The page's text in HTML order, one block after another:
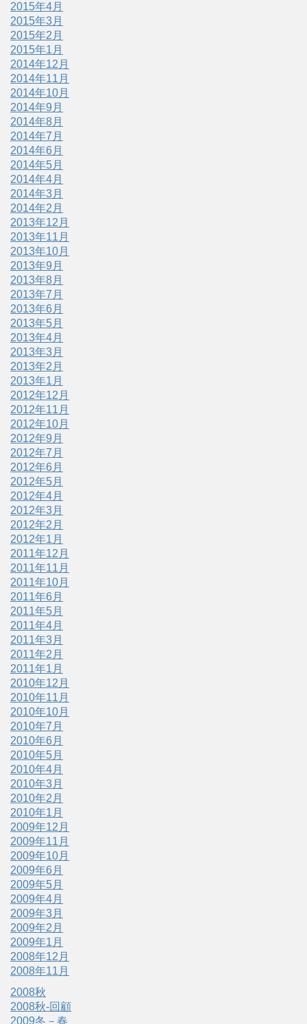
2015年4月
2015年3月
2015年2月
2015年1月
2014年12月
2014年11月
2014年10月
2014年9月
2014年8月
2014年7月
2014年6月
2014年5月
2014年4月
2014年3月
2014年2月
2013年12月
2013年11月
2013年10月
2013年9月
2013年8月
2013年7月
2013年6月
2013年5月
2013年4月
2013年3月
2013年2月
2013年1月
2012年12月
2012年11月
2012年10月
2012年9月
2012年7月
2012年6月
2012年5月
2012年4月
2012年3月
2012年2月
2012年1月
2011年12月
2011年11月
2011年10月
2011年6月
2011年5月
2011年4月
2011年3月
2011年2月
2011年1月
2010年12月
2010年11月
2010年10月
2010年7月
2010年6月
2010年5月
2010年4月
2010年3月
2010年2月
2010年1月
2009年12月
2009年11月
2009年10月
2009年6月
2009年5月
2009年4月
2009年3月
2009年2月
2009年1月
2008年12月
2008年11月
2008秋
2008秋-回顧
2009冬－春